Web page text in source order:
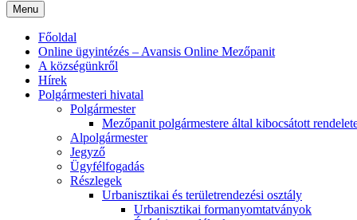
Menu
Főoldal
Online ügyintézés – Avansis Online Mezőpanit
A községünkről
Hírek
Polgármesteri hivatal
Polgármester
Mezőpanit polgármestere által kibocsátott
Alpolgármester
Jegyző
Ügyfélfogadás
Részlegek
Urbanisztikai és területrendezési osztály
Urbanisztikai formanyomtatványok